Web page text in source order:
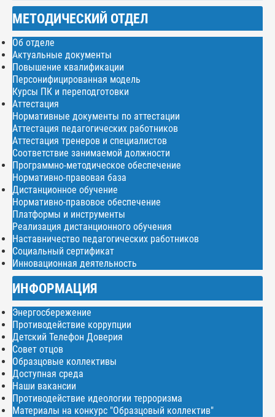
МЕТОДИЧЕСКИЙ ОТДЕЛ
Об отделе
Актуальные документы
Повышение квалификации
Персонифицированная модель
Курсы ПК и переподготовки
Аттестация
Нормативные документы по аттестации
Аттестация педагогических работников
Аттестация тренеров и специалистов
Соответствие занимаемой должности
Программно-методическое обеспечение
Нормативно-правовая база
Дистанционное обучение
Нормативно-правовое обеспечение
Платформы и инструменты
Реализация дистанционного обучения
Наставничество педагогических работников
Социальный сертификат
Инновационная деятельность
ИНФОРМАЦИЯ
Энергосбережение
Противодействие коррупции
Детский Телефон Доверия
Совет отцов
Образцовые коллективы
Доступная среда
Наши вакансии
Противодействие идеологии терроризма
Материалы на конкурс "Образцовый коллектив"